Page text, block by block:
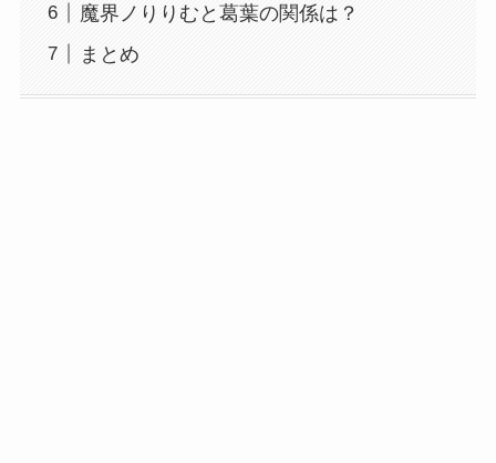
魔界ノりりむと葛葉の関係は？
まとめ